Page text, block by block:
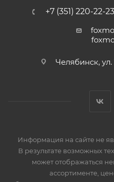
+7 (351) 220-22-23
Челябинск, ул.
Информация на сайте не
В результате возможных
может отображаться
ассортименте,